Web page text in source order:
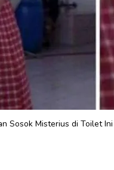
Sosok Misterius di Toilet